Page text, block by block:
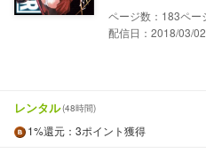
183
配信日：2018/03/02
レンタル(48時間)
1%還元 ：3ポイント獲得